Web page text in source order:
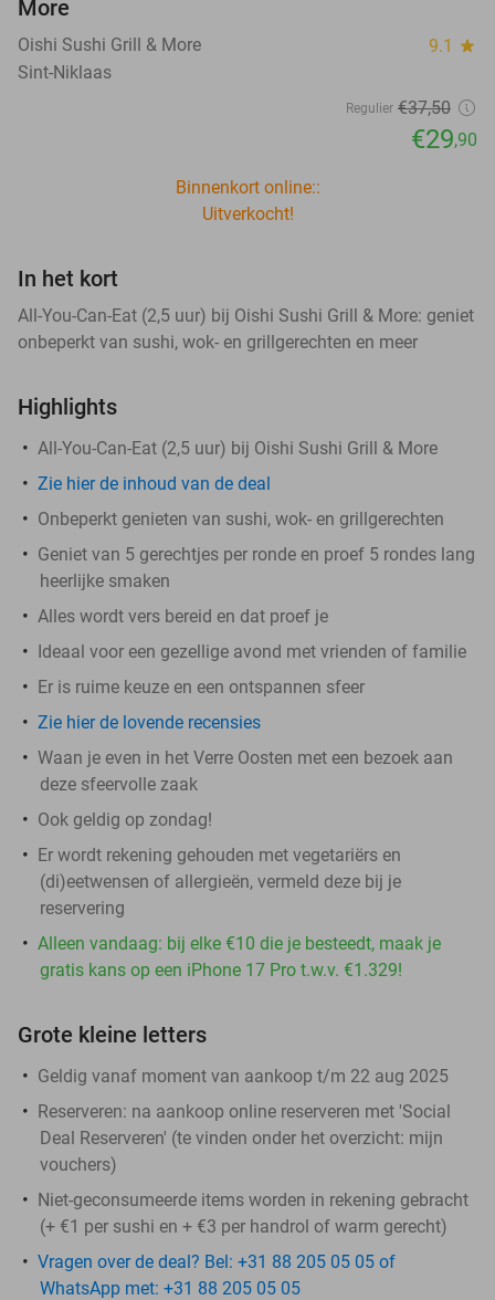
More
Oishi Sushi Grill & More 9.1 star
Sint-Niklaas
Regulier €37,50
€29,90
Binnenkort online::
Uitverkocht!
In het kort
All-You-Can-Eat (2,5 uur) bij Oishi Sushi Grill & More: geniet
onbeperkt van sushi, wok- en grillgerechten en meer
Highlights
All-You-Can-Eat (2,5 uur) bij Oishi Sushi Grill & More
Zie hier de inhoud van de deal
Onbeperkt genieten van sushi, wok- en grillgerechten
Geniet van 5 gerechtjes per ronde en proef 5 rondes lang
heerlijke smaken
Alles wordt vers bereid en dat proef je
Ideaal voor een gezellige avond met vrienden of familie
Er is ruime keuze en een ontspannen sfeer
Zie hier de lovende recensies
Waan je even in het Verre Oosten met een bezoek aan
deze sfeervolle zaak
Ook geldig op zondag!
Er wordt rekening gehouden met vegetariërs en
(di)eetwensen of allergieën, vermeld deze bij je
reservering
Alleen vandaag: bij elke €10 die je besteedt, maak je
gratis kans op een iPhone 17 Pro t.w.v. €1.329!
Grote kleine letters
Geldig vanaf moment van aankoop t/m 22 aug 2025
Reserveren: na aankoop online reserveren met 'Social
Deal Reserveren' (te vinden onder het overzicht: mijn
vouchers)
Niet-geconsumeerde items worden in rekening gebracht
(+ €1 per sushi en + €3 per handrol of warm gerecht)
Vragen over de deal? Bel: +31 88 205 05 05 of
WhatsApp met: +31 88 205 05 05